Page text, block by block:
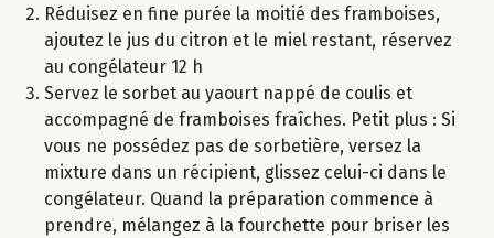
Réduisez en fine purée la moitié des framboises,
ajoutez le jus du citron et le miel restant, réservez
au congélateur 12 h
Servez le sorbet au yaourt nappé de coulis et
accompagné de framboises fraîches. Petit plus : Si
vous ne possédez pas de sorbetière, versez la
mixture dans un récipient, glissez celui-ci dans le
congélateur. Quand la préparation commence à
prendre, mélangez à la fourchette pour briser les